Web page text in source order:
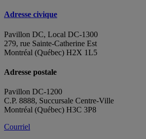
Adresse civique
Pavillon DC, Local DC-1300
279, rue Sainte-Catherine Est
Montréal (Québec) H2X 1L5
Adresse postale
Pavillon DC-1200
C.P. 8888, Succursale Centre-Ville
Montréal (Québec) H3C 3P8
Courriel